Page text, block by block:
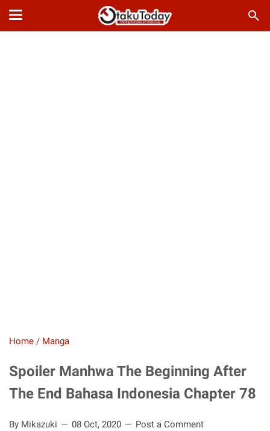
Home / Manga
Spoiler Manhwa The Beginning After
The End Bahasa Indonesia Chapter 78
By Mikazuki 08 Oct, 2020 Post a Comment